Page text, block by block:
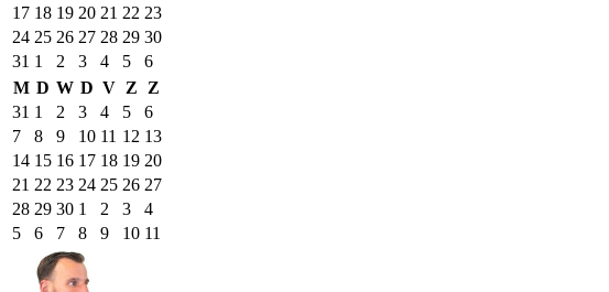
17 18 19 20 21 22 23
24 25 26 27 28 29 30
31 1 2 3 4 5
6
M D W D V Z Z
31 1 2 3 4 5
6
7
8 9 10 11 12 13
14 15 16 17 18 19 20
21 22 23 24 25 26 27
28 29 30 1 2 3
4
5
6 7 8 9 10 11
Event Date, augustus - september 2026